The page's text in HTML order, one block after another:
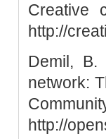
Creative
http://
Demil,
network:
http://